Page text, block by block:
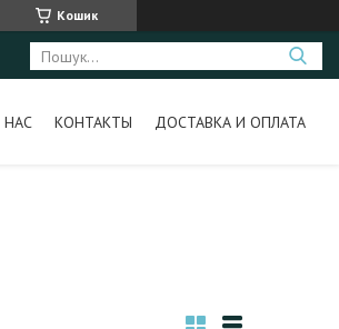
Кошик
НАС КОНТАКТЫ ДОСТАВКА И ОПЛАТА